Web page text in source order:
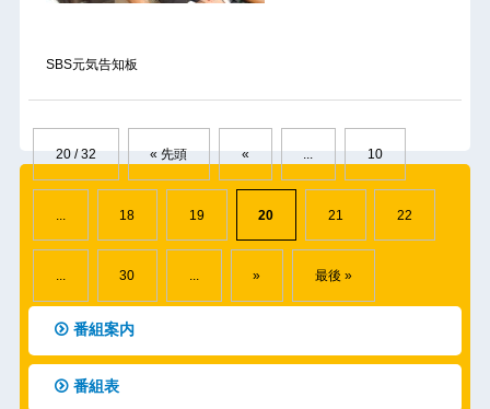
SBS元気告知板
20 / 32 « 先頭 « ... 10
18 19 20 21 22
... 30 ... » 最後 »
番組案内
番組表